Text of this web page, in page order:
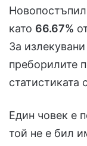
като 66.67%
За
преборилите
статистиката
Един човек е
той не е бил